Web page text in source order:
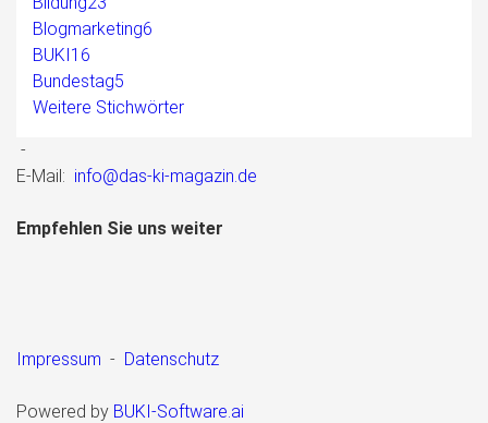
Blogmarketing6
BUKI16
Bundestag5
Weitere Stichwörter
-
E-Mail: info@das-ki-magazin.de
Empfehlen Sie uns weiter
Impressum - Datenschutz
Powered by BUKI-Software.ai